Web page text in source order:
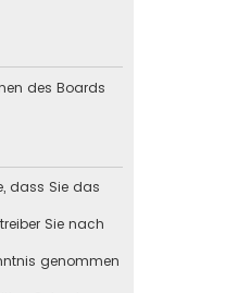
des Boards
dass Sie das
Sie nach
genommen